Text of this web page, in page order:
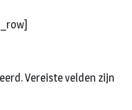
Vereiste velden zijn